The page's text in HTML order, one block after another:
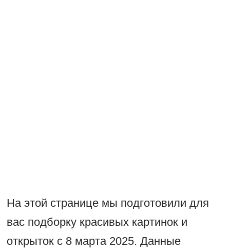
На этой странице мы подготовили для
вас подборку красивых картинок и
открыток с 8 марта 2025. Данные